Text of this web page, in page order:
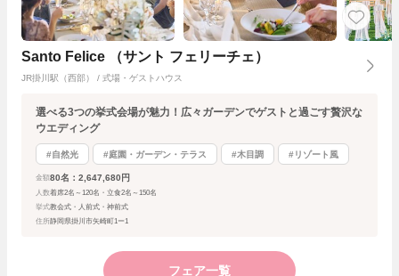
Santo Felice （サント フェリーチェ）
JR掛川駅（西部） / 式場・ゲストハウス
選べる3つの挙式会場が魅力！広々ガーデンでゲストと過ごす贅沢な
ウエディング
#自然光 #庭園・ガーデン・テラス #木目調 #リゾート風
金額 80名：2,647,680円
人数着席2名～120名・立食2名～150名
挙式教会式・人前式・神前式
住所静岡県掛川市矢崎町1ー1
フェア一覧